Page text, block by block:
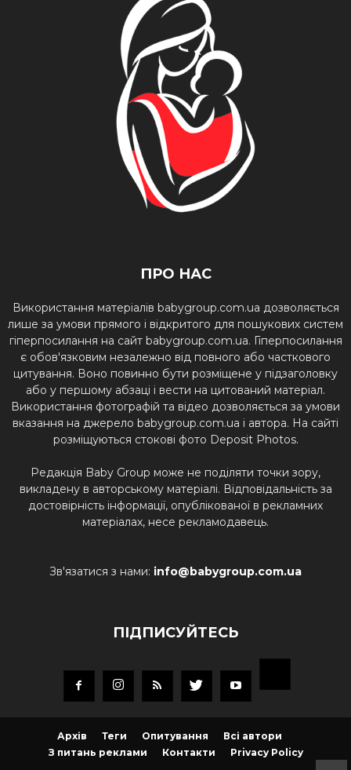
ПРО НАС
Використання матеріалів babygroup.com.ua дозволяється
лише за умови прямого і відкритого для пошукових систем
гіперпосилання на сайт babygroup.com.ua. Гіперпосилання
є обов'язковим незалежно від повного або часткового
цитування. Воно повинно бути розміщене у підзаголовку
або у першому абзаці і вести на цитований матеріал.
Використання фотографій та відео дозволяється за умови
вказання на джерело babygroup.com.ua і автора. На сайті
розміщуються стокові фото Deposit Photos.
Редакція Baby Group може не поділяти точки зору,
викладену в авторському матеріалі. Відповідальність за
достовірність інформації, опублікованої в рекламних
матеріалах, несе рекламодавець.
Зв'язатися з нами: info@babygroup.com.ua
ПІДПИСУЙТЕСЬ
Архів Теги Опитування
Всі автори
З питань реклами
Контакти Privacy Policy